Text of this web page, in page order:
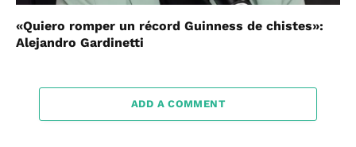
«Quiero romper un récord Guinness de chistes»:
Alejandro Gardinetti
ADD A COMMENT